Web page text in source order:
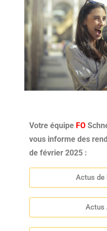
Votre équipe FO
vous informe des
de février 2025 :
Actus de
Actus